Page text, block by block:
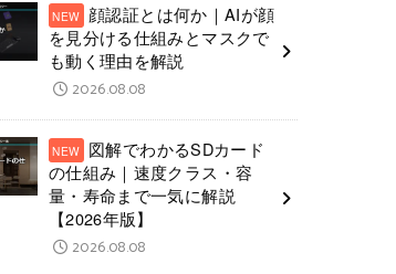
顔認証とは何か｜AIが顔
を見分ける仕組みとマスクで
も動く理由を解説
2026.08.08
図解でわかるSDカード
の仕組み｜速度クラス・容
量・寿命まで一気に解説
【2026年版】
2026.08.08